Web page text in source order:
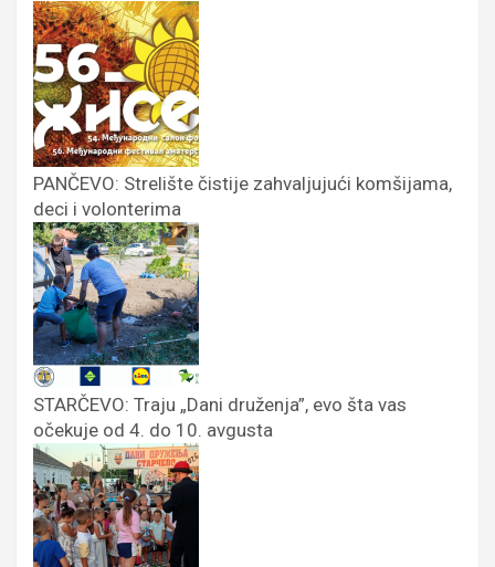
PANČEVO: Strelište čistije zahvaljujući komšijama,
deci i volonterima
STARČEVO: Traju „Dani druženja”, evo šta vas
očekuje od 4. do 10. avgusta